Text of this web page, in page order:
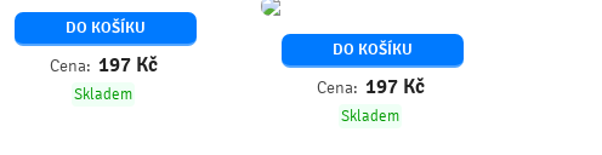
DO KOŠÍKU
Cena: 197 Kč
Skladem
DO KOŠÍKU
Cena: 197 Kč
Skladem